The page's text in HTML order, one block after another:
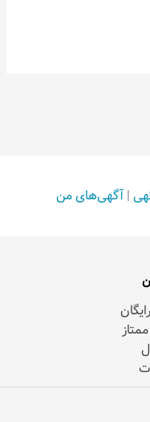
| آگهی‌های من